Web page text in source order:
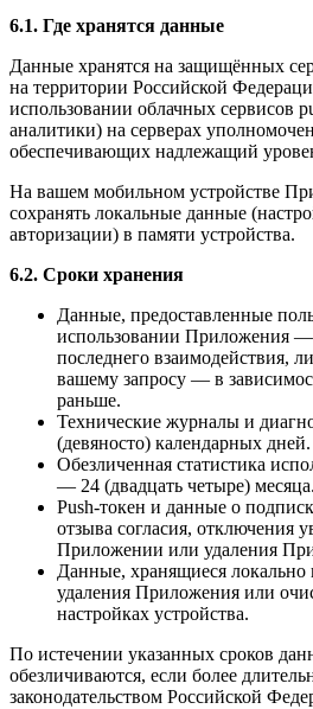
6.1. Где хранятся данные
Данные хранятся на защищённых
на территории Российской
использовании облачных сервисов
аналитики) на серверах
обеспечивающих надлежащий
На вашем мобильном устройстве
сохранять локальные данные
авторизации) в памяти устройства.
6.2. Сроки хранения
Данные, предоставленные
использовании Приложения —
последнего взаимодействия,
вашему запросу — в
раньше.
Технические журналы и
(девяносто) календарных дней.
Обезличенная статистика
— 24 (двадцать четыре) месяца.
Push-токен и данные о
отзыва согласия, отключения
Приложении или удаления
Данные, хранящиеся локально
удаления Приложения или
настройках устройства.
По истечении указанных сроков
обезличиваются, если более
законодательством Российской